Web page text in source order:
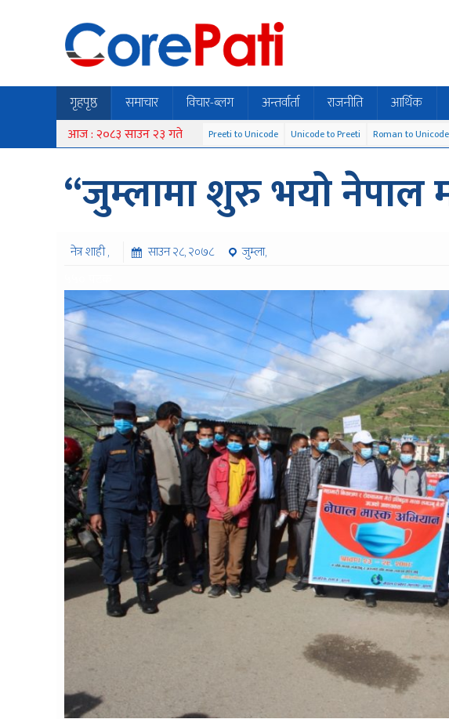
गृहपृष्ठ समाचार विचार-ब्लग अन्तर्वार्ता राजनीति आर्थिक
आज : २०८३ साउन २३ गते Preeti to Unicode Unicode to Preeti Roman to Unicode
“जुम्लामा शुरु भयो नेपाल
नेत्र शाही , साउन २८, २०७८
जुम्ला,